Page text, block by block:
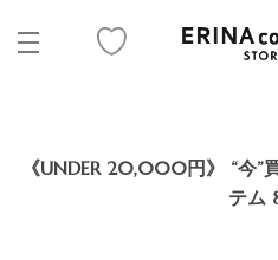
《UNDER 20,000円》 “今”
テム